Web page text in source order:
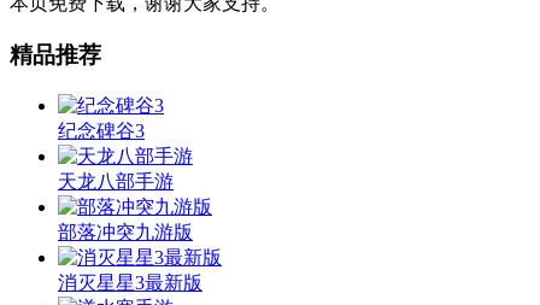
精品推荐
纪念碑谷3
天龙八部手游
部落冲突九游版
消灭星星3最新版